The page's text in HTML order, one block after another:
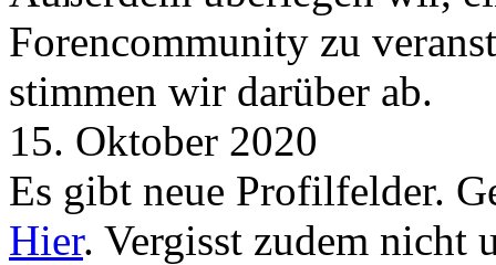
Forencommunity zu
stimmen wir darüber ab.
15. Oktober 2020
Es gibt neue Profilfelder.
Hier. Vergisst zudem nicht